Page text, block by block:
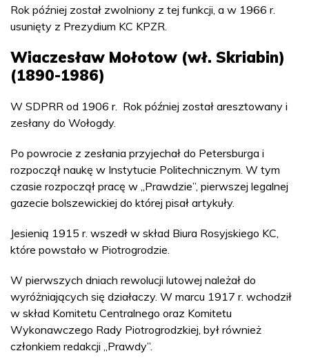
Rok później został zwolniony z tej funkcji, a w 1966 r.
usunięty z Prezydium KC KPZR.
Wiaczesław Mołotow (wł. Skriabin)
(1890-1986)
W SDPRR od 1906 r. Rok później został aresztowany i
zesłany do Wołogdy.
Po powrocie z zesłania przyjechał do Petersburga i
rozpoczął naukę w Instytucie Politechnicznym. W tym
czasie rozpoczął pracę w „Prawdzie”, pierwszej legalnej
gazecie bolszewickiej do której pisał artykuły.
Jesienią 1915 r. wszedł w skład Biura Rosyjskiego KC,
które powstało w Piotrogrodzie.
W pierwszych dniach rewolucji lutowej należał do
wyróżniających się działaczy. W marcu 1917 r. wchodził
w skład Komitetu Centralnego oraz Komitetu
Wykonawczego Rady Piotrogrodzkiej, był również
członkiem redakcji „Prawdy”.